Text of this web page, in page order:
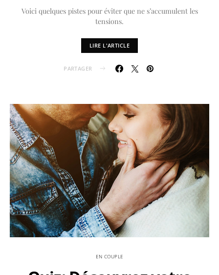
Voici quelques pistes pour éviter que ne s’accumulent les
tensions.
LIRE L'ARTICLE
PARTAGER
EN COUPLE